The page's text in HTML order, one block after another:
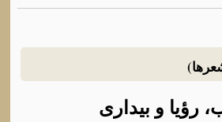
رؤیا و بیداری